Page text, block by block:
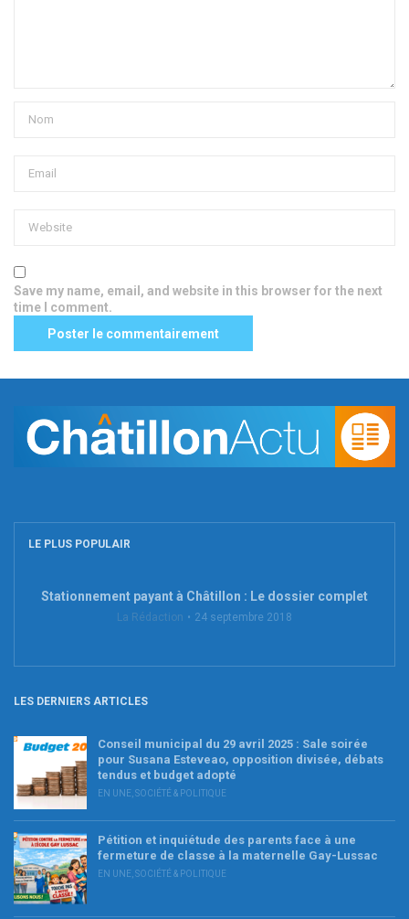
Save my name, email, and website in this browser for the next
time I comment.
LE PLUS POPULAIR
Stationnement payant à Châtillon : Le dossier complet
La Rédaction 24 septembre 2018
LES DERNIERS ARTICLES
Conseil municipal du 29 avril 2025 : Sale soirée
pour Susana Esteveao, opposition divisée, débats
tendus et budget adopté
EN UNE,SOCIÉTÉ & POLITIQUE
Pétition et inquiétude des parents face à une
fermeture de classe à la maternelle Gay-Lussac
EN UNE,SOCIÉTÉ & POLITIQUE